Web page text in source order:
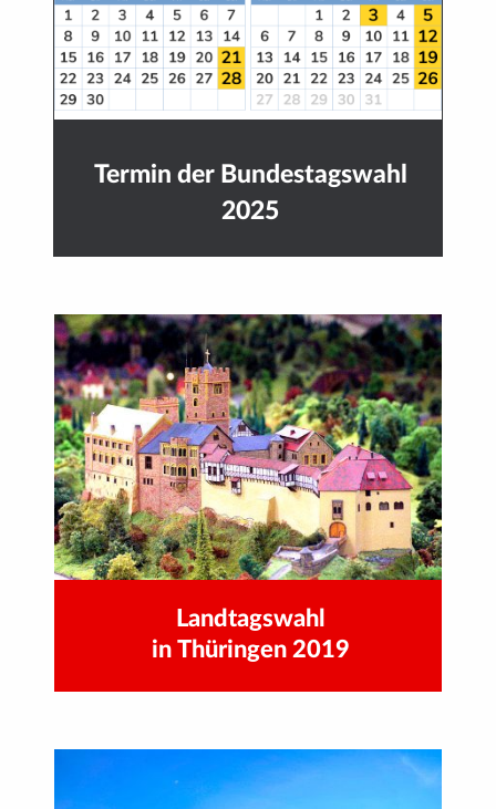
Termin der Bundestagswahl
2025
Landtagswahl
in Thüringen 2019